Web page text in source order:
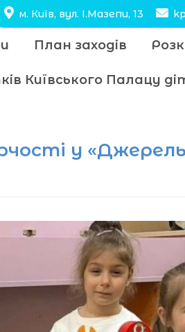
м. Київ, вул. І.Мазепи, 13
План заходів
Київського Палацу
у